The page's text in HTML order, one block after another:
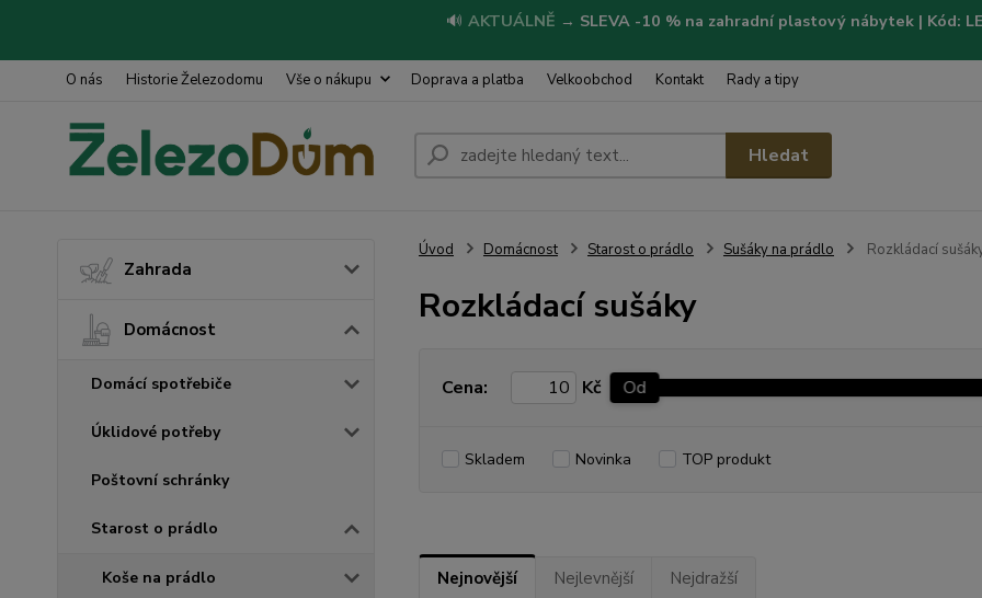
🔊 AKTUÁLNĚ → SLEVA -10 % na zahradní plastový nábytek | Kód:
O nás Historie Železodomu Vše o nákupu Doprava a platba Velkoobchod Kontakt Rady a tipy
Hledat
Zahrada
Domácnost
Domácí spotřebiče
Úklidové potřeby
Poštovní schránky
Starost o prádlo
Koše na prádlo
Úvod Domácnost Starost o prádlo Sušáky na prádlo Rozkládací
Rozkládací sušáky
Cena: Kč Od
Skladem Novinka TOP produkt
Nejnovější Nejlevnější Nejdražší